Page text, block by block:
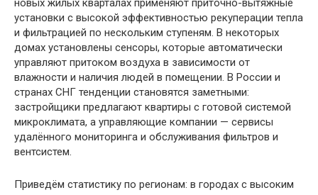
новых жилых кварталах применяют приточно-вытяжные
установки с высокой эффективностью рекуперации тепла
и фильтрацией по нескольким ступеням. В некоторых
домах установлены сенсоры, которые автоматически
управляют притоком воздуха в зависимости от
влажности и наличия людей в помещении. В России и
странах СНГ тенденции становятся заметными:
застройщики предлагают квартиры с готовой системой
микроклимата, а управляющие компании — сервисы
удалённого мониторинга и обслуживания фильтров и
вентсистем.
Приведём статистику по регионам: в городах с высоким